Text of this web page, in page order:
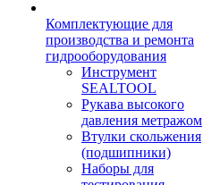
Комплектующие для
производства и ремонта
гидрооборудования
Инструмент
SEALTOOL
Рукава высокого
давления метражом
Втулки скольжения
(подшипники)
Наборы для